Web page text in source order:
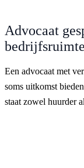
Advocaat
bedrijfsruimte
Een advocaat met
soms uitkomst
staat zowel huurder